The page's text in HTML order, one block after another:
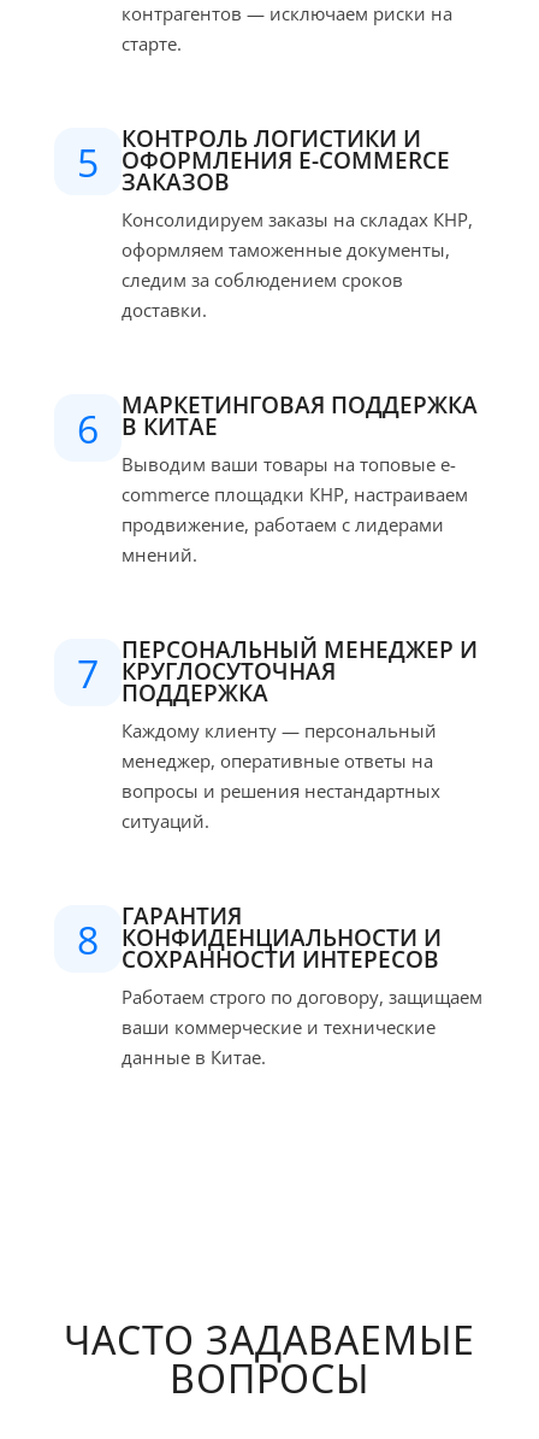
контрагентов — исключаем риски на
старте.
5 КОНТРОЛЬ ЛОГИСТИКИ И
ОФОРМЛЕНИЯ E-COMMERCE
ЗАКАЗОВ
Консолидируем заказы на складах КНР,
оформляем таможенные документы,
следим за соблюдением сроков
доставки.
6 МАРКЕТИНГОВАЯ ПОДДЕРЖКА
В КИТАЕ
Выводим ваши товары на топовые e-
commerce площадки КНР, настраиваем
продвижение, работаем с лидерами
мнений.
7 ПЕРСОНАЛЬНЫЙ МЕНЕДЖЕР И
КРУГЛОСУТОЧНАЯ
ПОДДЕРЖКА
Каждому клиенту — персональный
менеджер, оперативные ответы на
вопросы и решения нестандартных
ситуаций.
8 ГАРАНТИЯ
КОНФИДЕНЦИАЛЬНОСТИ И
СОХРАННОСТИ ИНТЕРЕСОВ
Работаем строго по договору, защищаем
ваши коммерческие и технические
данные в Китае.
ЧАСТО ЗАДАВАЕМЫЕ
ВОПРОСЫ